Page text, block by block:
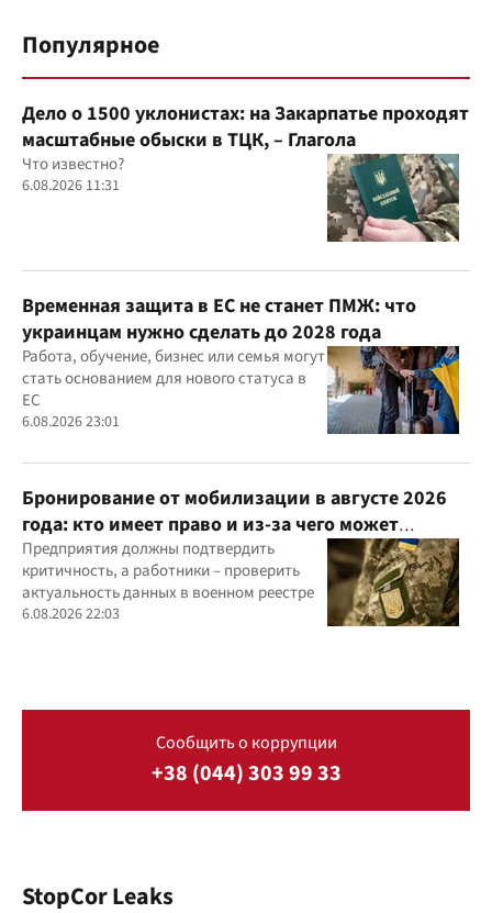
Популярное
Дело о 1500 уклонистах: на Закарпатье проходят
масштабные обыски в ТЦК, – Глагола
Что известно?
6.08.2026 11:31
Временная защита в ЕС не станет ПМЖ: что
украинцам нужно сделать до 2028 года
Работа, обучение, бизнес или семья могут
стать основанием для нового статуса в
ЕС
6.08.2026 23:01
Бронирование от мобилизации в августе 2026
года: кто имеет право и из-за чего может
отказать
Предприятия должны подтвердить
критичность, а работники – проверить
актуальность данных в военном реестре
6.08.2026 22:03
Сообщить о коррупции
+38 (044) 303 99 33
StopCor Leaks